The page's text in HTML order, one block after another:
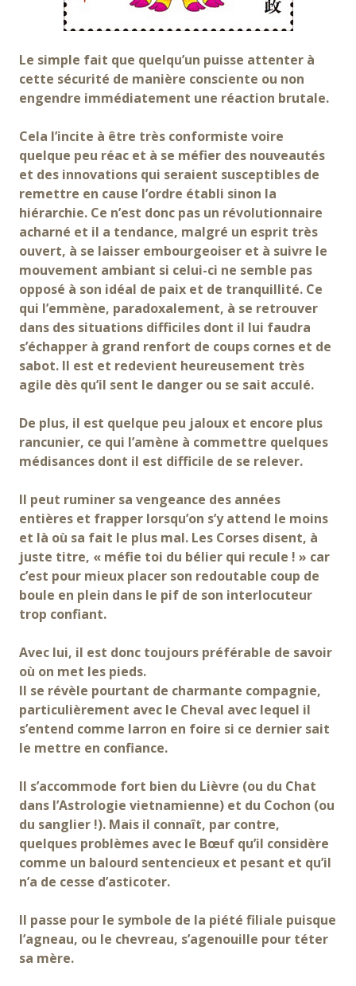
Le simple fait que quelqu’un puisse attenter à
cette sécurité de manière consciente ou non
engendre immédiatement une réaction brutale.
Cela l’incite à être très conformiste voire
quelque peu réac et à se méfier des nouveautés
et des innovations qui seraient susceptibles de
remettre en cause l’ordre établi sinon la
hiérarchie. Ce n’est donc pas un révolutionnaire
acharné et il a tendance, malgré un esprit très
ouvert, à se laisser embourgeoiser et à suivre le
mouvement ambiant si celui-ci ne semble pas
opposé à son idéal de paix et de tranquillité. Ce
qui l’emmène, paradoxalement, à se retrouver
dans des situations difficiles dont il lui faudra
s’échapper à grand renfort de coups cornes et de
sabot. Il est et redevient heureusement très
agile dès qu’il sent le danger ou se sait acculé.
De plus, il est quelque peu jaloux et encore plus
rancunier, ce qui l’amène à commettre quelques
médisances dont il est difficile de se relever.
Il peut ruminer sa vengeance des années
entières et frapper lorsqu’on s’y attend le moins
et là où sa fait le plus mal. Les Corses disent, à
juste titre, « méfie toi du bélier qui recule ! » car
c’est pour mieux placer son redoutable coup de
boule en plein dans le pif de son interlocuteur
trop confiant.
Avec lui, il est donc toujours préférable de savoir
où on met les pieds.
Il se révèle pourtant de charmante compagnie,
particulièrement avec le Cheval avec lequel il
s’entend comme larron en foire si ce dernier sait
le mettre en confiance.
Il s’accommode fort bien du Lièvre (ou du Chat
dans l’Astrologie vietnamienne) et du Cochon (ou
du sanglier !). Mais il connaît, par contre,
quelques problèmes avec le Bœuf qu’il considère
comme un balourd sentencieux et pesant et qu’il
n’a de cesse d’asticoter.
Il passe pour le symbole de la piété filiale puisque
l’agneau, ou le chevreau, s’agenouille pour téter
sa mère.